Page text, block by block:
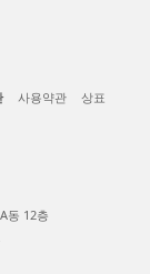
사용약관 상표
동 12층